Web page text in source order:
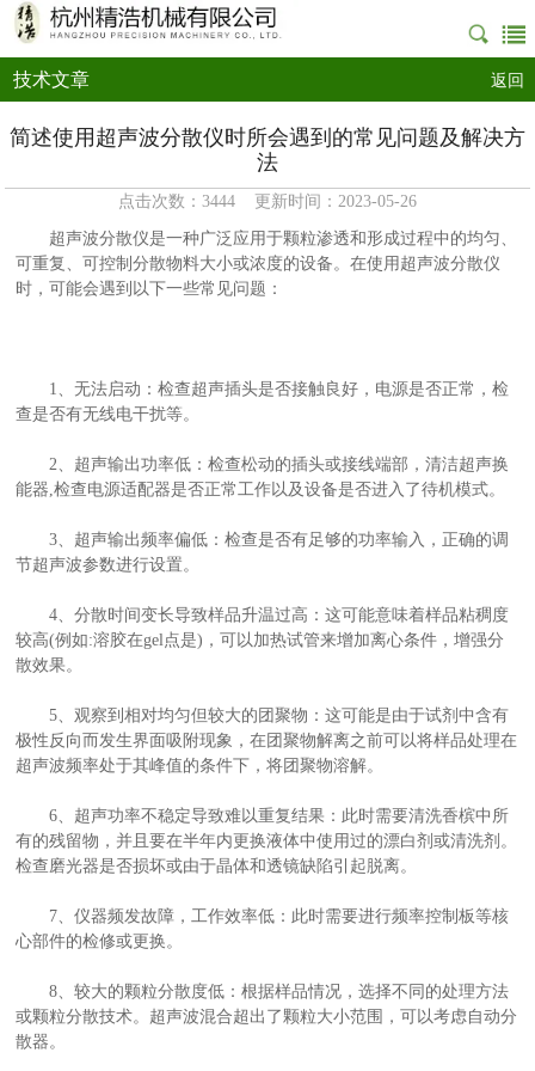
技术文章 返回
简述使用超声波分散仪时所会遇到的常见问题及解决方
法
点击次数：3444 更新时间：2023-05-26
超声波分散仪是一种广泛应用于颗粒渗透和形成过程中的均匀、
可重复、可控制分散物料大小或浓度的设备。在使用 超声波分散仪
时，可能会遇到以下一些常见问题：
1、无法启动：检查超声插头是否接触良好，电源是否正常，检
查是否有无线电干扰等。
2、超声输出功率低：检查松动的插头或接线端部，清洁超声换
能器,检查电源适配器是否正常工作以及设备是否进入了待机模式。
3、超声输出频率偏低：检查是否有足够的功率输入，正确的调
节超声波参数进行设置。
4、分散时间变长导致样品升温过高：这可能意味着样品粘稠度
较高(例如:溶胶在gel点是)，可以加热试管来增加离心条件，增强分
散效果。
5、观察到相对均匀但较大的团聚物：这可能是由于试剂中含有
极性反向而发生界面吸附现象，在团聚物解离之前可以将样品处理在
超声波频率处于其峰值的条件下，将团聚物溶解。
6、超声功率不稳定导致难以重复结果：此时需要清洗香槟中所
有的残留物，并且要在半年内更换液体中使用过的漂白剂或清洗剂。
检查磨光器是否损坏或由于晶体和透镜缺陷引起脱离。
7、仪器频发故障，工作效率低：此时需要进行频率控制板等核
心部件的检修或更换。
8、较大的颗粒分散度低：根据样品情况，选择不同的处理方法
或颗粒分散技术。超声波混合超出了颗粒大小范围，可以考虑自动分
散器。